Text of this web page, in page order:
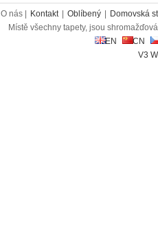
O nás | Kontakt Oblíbený
Domovská
Místě všechny tapety, jsou
EN
CN
V3